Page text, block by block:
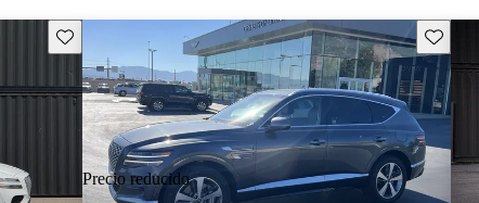
Guarda este Aviso
Precio reducido
Guarda